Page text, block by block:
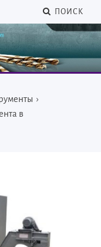
ПОИСК
›
в